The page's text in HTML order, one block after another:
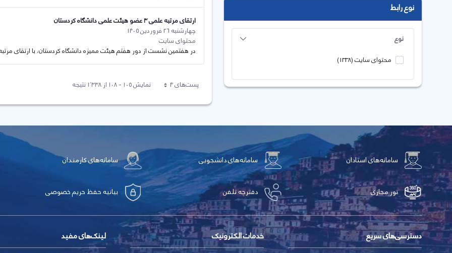
نوع رابط
نوع
محتوای سایت(1338)
ارتقای مرتبه علمی ٣ عضو هیئت علمی دانشگاه کردستان
چهارشنبه 26 فروردین 1405
محتوای سایت
در هفتمین نشست از دور هفتم هیئت ممیزه دانشگاه کردستان، با ارتقای
پست‌‌های 4هر صفحه نمایش ۱۰۵ - ۱۰۸ از ۱٬۳۳۸ نتیجه
سامانه‌های استادان سامانه‌های دانشجویی سامانه‌های کارمندان
تور مجازی دفترچه تلفن بیانیه حفظ حریم خصوصی
دسترسی‌های سریع خدمات الکترونیک لینک‌های مفید